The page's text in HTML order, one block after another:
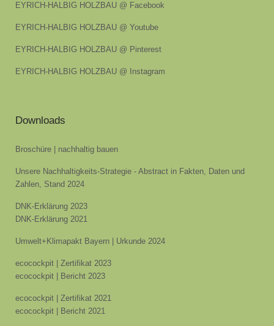
EYRICH-HALBIG HOLZBAU @ Facebook
EYRICH-HALBIG HOLZBAU @ Youtube
EYRICH-HALBIG HOLZBAU @ Pinterest
EYRICH-HALBIG HOLZBAU @ Instagram
Downloads
Broschüre | nachhaltig bauen
Unsere Nachhaltigkeits-Strategie - Abstract in Fakten, Daten und
Zahlen, Stand 2024
DNK-Erklärung 2023
DNK-Erklärung 2021
Umwelt+Klimapakt Bayern | Urkunde 2024
ecocockpit | Zertifikat 2023
ecocockpit | Bericht 2023
ecocockpit | Zertifikat 2021
ecocockpit | Bericht 2021